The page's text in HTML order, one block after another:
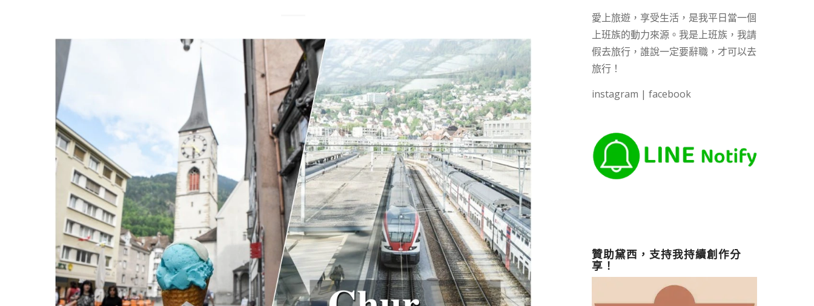
愛上旅遊，享受生活，是我平日當一個
上班族的動力來源。我是上班族，我請
假去旅行，誰說一定要辭職，才可以去
旅行！
instagram | facebook
贊助黛西，支持我持續創作分
享！